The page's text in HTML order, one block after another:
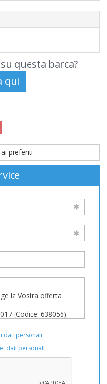
questa barca?
preferiti
dati personali
dati personali